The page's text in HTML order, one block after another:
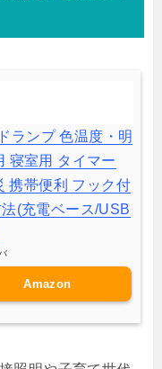
ランプ 色温度・明
寝室用 タイマー
携帯便利 フック付
(充電ベース/USB
Amazon